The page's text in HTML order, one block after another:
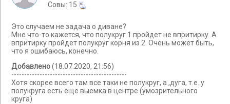
Cовы: 15
Это случаем не задача о диване?
Мне что-то кажется, что полукруг 1 пройдет не впритирку. А
впритирку пройдет полукруг корня из 2. Очень может быть,
что я ошибаюсь, конечно.
Добавлено(18.07.2020, 21:56)
---------------------------------------------
Хотя скорее всего там все таки не полукруг, а ,дуга, т.е. у
полукруга есть еще выемка в центре (умозрительного
круга)